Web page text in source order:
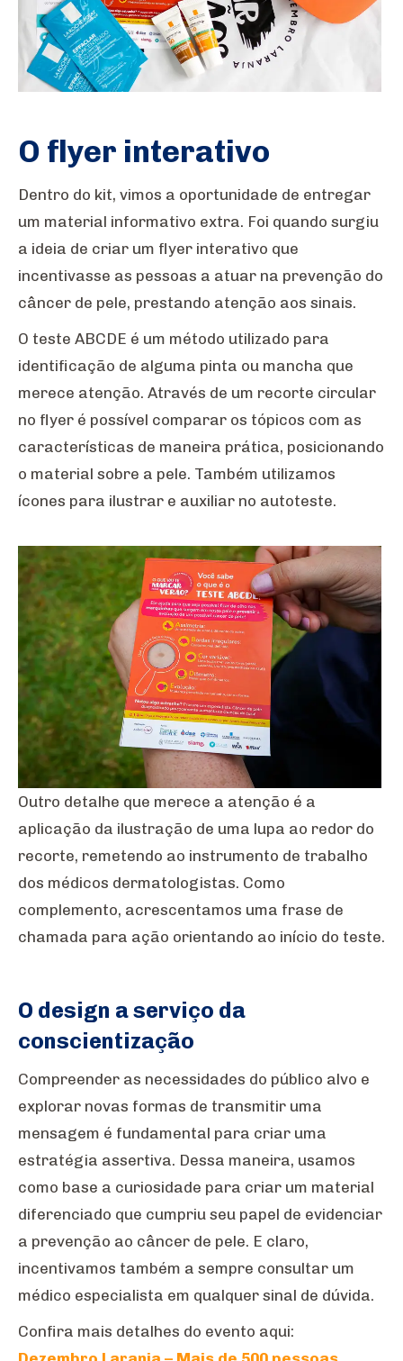
O flyer interativo
Dentro do kit, vimos a oportunidade de entregar
um material informativo extra. Foi quando surgiu
a ideia de criar um flyer interativo que
incentivasse as pessoas a atuar na prevenção do
câncer de pele, prestando atenção aos sinais.
O teste ABCDE é um método utilizado para
identificação de alguma pinta ou mancha que
merece atenção. Através de um recorte circular
no flyer é possível comparar os tópicos com as
características de maneira prática, posicionando
o material sobre a pele. Também utilizamos
ícones para ilustrar e auxiliar no autoteste.
Outro detalhe que merece a atenção é a
aplicação da ilustração de uma lupa ao redor do
recorte, remetendo ao instrumento de trabalho
dos médicos dermatologistas. Como
complemento, acrescentamos uma frase de
chamada para ação orientando ao início do teste.
O design a serviço da
conscientização
Compreender as necessidades do público alvo e
explorar novas formas de transmitir uma
mensagem é fundamental para criar uma
estratégia assertiva. Dessa maneira, usamos
como base a curiosidade para criar um material
diferenciado que cumpriu seu papel de evidenciar
a prevenção ao câncer de pele. E claro,
incentivamos também a sempre consultar um
médico especialista em qualquer sinal de dúvida.
Confira mais detalhes do evento aqui: